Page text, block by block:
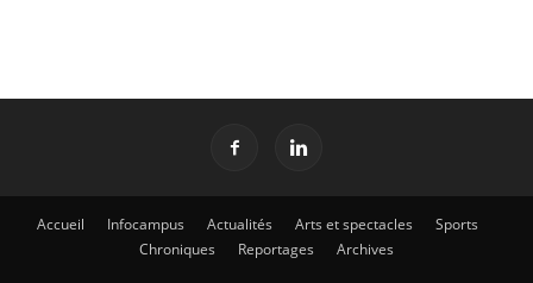
Accueil Infocampus Actualités Arts et spectacles
Sports
Chroniques
Reportages Archives